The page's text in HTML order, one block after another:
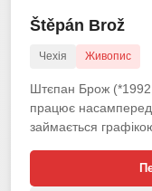
Štěpán Brož
Чехія Живопис
Штєпан Брож
працює
займається